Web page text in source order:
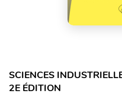
SCIENCES
2E ÉDITION